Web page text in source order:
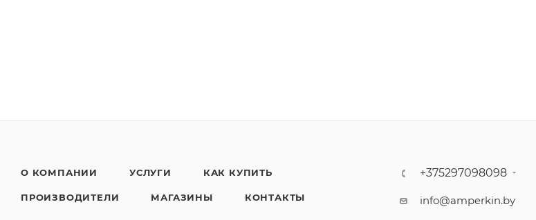
О КОМПАНИИ УСЛУГИ КАК КУПИТЬ
ПРОИЗВОДИТЕЛИ МАГАЗИНЫ КОНТАКТЫ
+375297098098
info@amperkin.by